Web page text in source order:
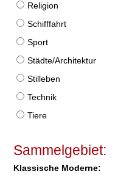
Religion
Schifffahrt
Sport
Städte/Architektur
Stilleben
Technik
Tiere
Sammelgebiet:
Klassische Moderne: